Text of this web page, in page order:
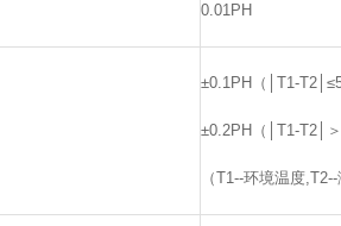
0.01PH
±0.1PH（│T1-
±0.2PH（│T1-T2│
（T1--环境温度